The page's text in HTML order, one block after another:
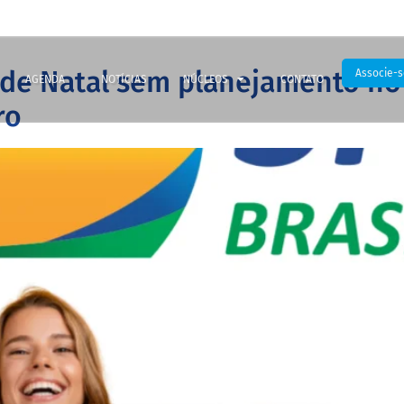
AGENDA NOTÍCIAS NÚCLEOS CONTATO Associe-
Natal sem planejamento